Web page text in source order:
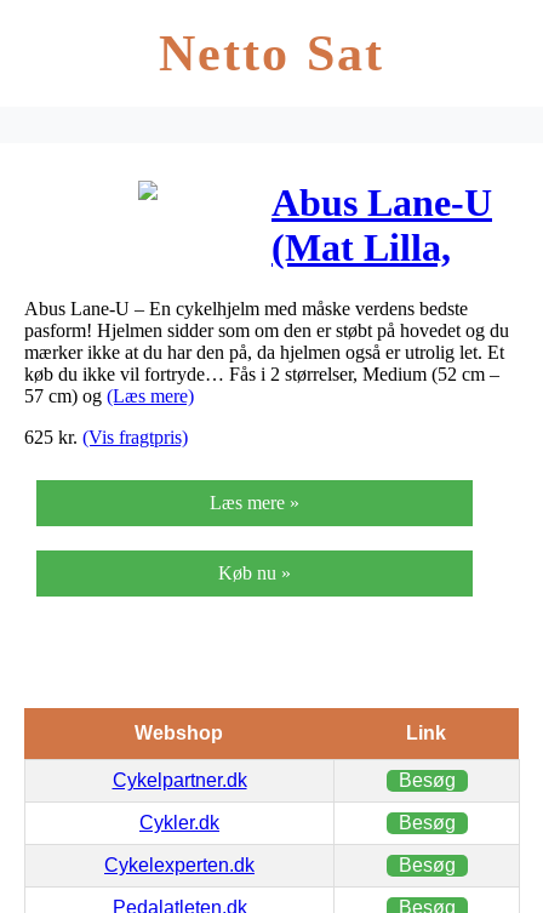
Netto Sat
Abus Lane-U
(Mat Lilla,
Large (56 cm
– 62 cm))
Abus Lane-U – En cykelhjelm med måske verdens bedste
pasform! Hjelmen sidder som om den er støbt på hovedet og du
mærker ikke at du har den på, da hjelmen også er utrolig let. Et
køb du ikke vil fortryde… Fås i 2 størrelser, Medium (52 cm –
57 cm) og (Læs mere)
625 kr. (Vis fragtpris)
Læs mere »
Køb nu »
Webshop Link
Cykelpartner.dk Besøg
Cykler.dk Besøg
Cykelexperten.dk Besøg
Pedalatleten.dk Besøg